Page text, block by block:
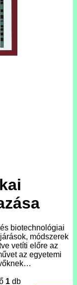
biotechnológiai
módszerek
vetíti előre az
az egyetemi
1 db